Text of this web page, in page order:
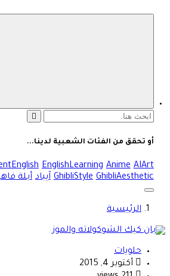
البحث
أو تحقق من الفئات الشعبية لدينا...
AIArt
Anime
EnglishLearning
FluentEnglish
GhibliAesthetic
GhibliStyle آيباد أبلة فاهيتا
الرئيسية
حلويات
أكتوبر 4, 2015